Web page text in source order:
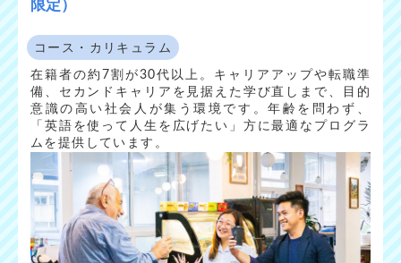
限定）
コース・カリキュラム
在籍者の約7割が30代以上。キャリアアップや転職準
備、セカンドキャリアを見据えた学び直しまで、目的
意識の高い社会人が集う環境です。年齢を問わず、
「英語を使って人生を広げたい」方に最適なプログラ
ムを提供しています。